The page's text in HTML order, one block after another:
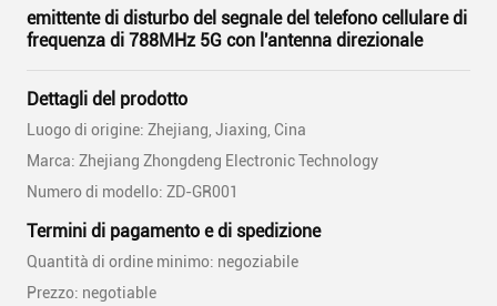
emittente di disturbo del segnale del telefono cellulare di
frequenza di 788MHz 5G con l'antenna direzionale
Dettagli del prodotto
Luogo di origine: Zhejiang, Jiaxing, Cina
Marca: Zhejiang Zhongdeng Electronic Technology
Numero di modello: ZD-GR001
Termini di pagamento e di spedizione
Quantità di ordine minimo: negoziabile
Prezzo: negotiable